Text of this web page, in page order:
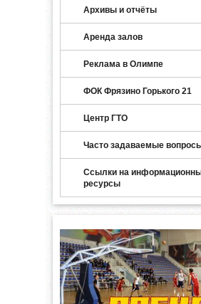
Архивы и отчёты
Аренда залов
Реклама в Олимпе
ФОК Фрязино Горького 21
Центр ГТО
Часто задаваемые
Ссылки на
ресурсы